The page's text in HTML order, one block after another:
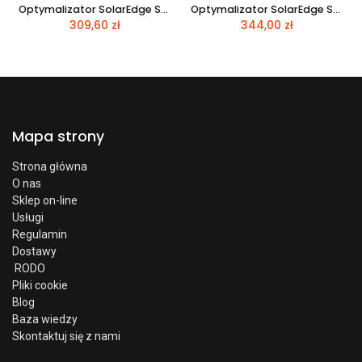
Optymalizator SolarEdge SE-P730-5R-M4M RX
309,60 zł
Optymalizator SolarEdge SE-P850-5R-M4M BM
344,00 zł
Mapa strony
Strona główna
O nas
Sklep on-line
Usługi
Regulamin
Dostawy
RODO
Pliki cookie
Blog
Baza wiedzy
Skontaktuj się z nami